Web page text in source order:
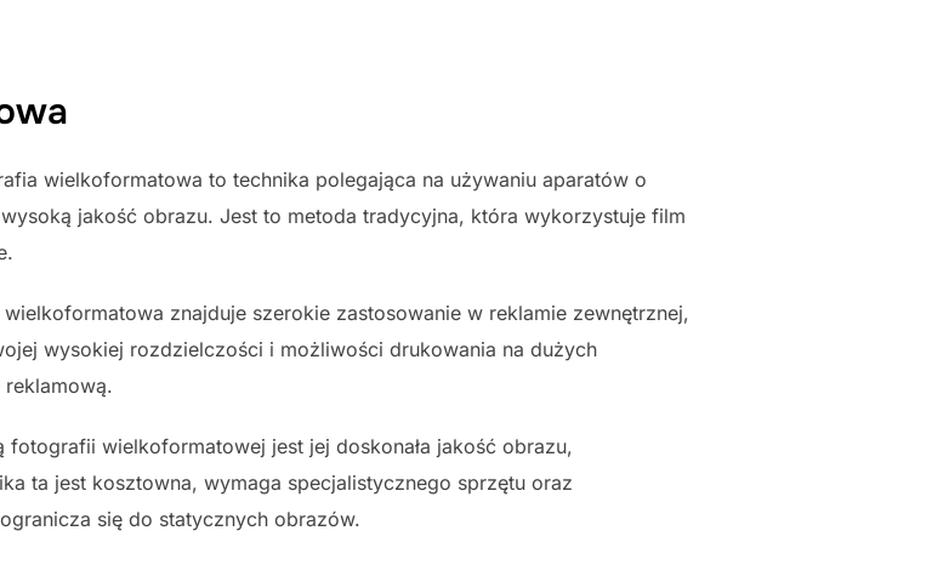
wielkoformatowa to technika polegająca na używaniu aparatów o
jakość obrazu. Jest to metoda tradycyjna, która wykorzystuje film
wielkoformatowa znajduje szerokie zastosowanie w reklamie zewnętrznej,
wysokiej rozdzielczości i możliwości drukowania na dużych
fotografii wielkoformatowej jest jej doskonała jakość obrazu,
ta jest kosztowna, wymaga specjalistycznego sprzętu oraz
się do statycznych obrazów.